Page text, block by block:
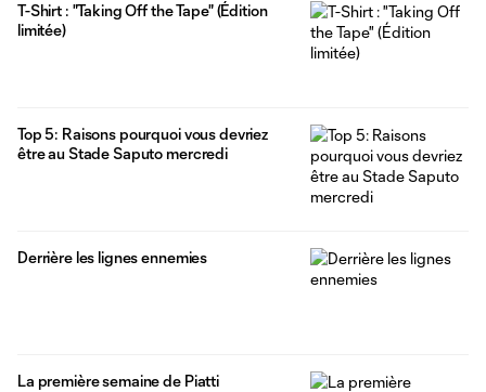
T-Shirt : "Taking Off the Tape" (Édition
limitée)
Top 5: Raisons pourquoi vous devriez
être au Stade Saputo mercredi
Derrière les lignes ennemies
La première semaine de Piatti